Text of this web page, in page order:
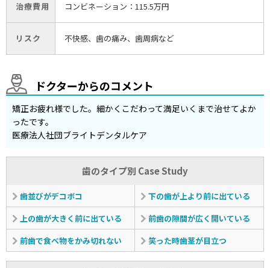
治療費用 コンビネーション：115.5万円
リスク 不快感、歯の痛み、歯周病など
ドクターからのコメント
矯正お疲れ様でした。細かくこだわって満足いくまで治せてよか
ったです。
医療法人社団ブライトデンタルケア
歯のタイプ別 Case Study
歯並びがデコボコ
下の歯が上より前に出ている
上の歯が大きく前に出ている
前歯の隙間が広く開いている
前歯で食べ物をかみ切れない
笑った時歯茎が目立つ